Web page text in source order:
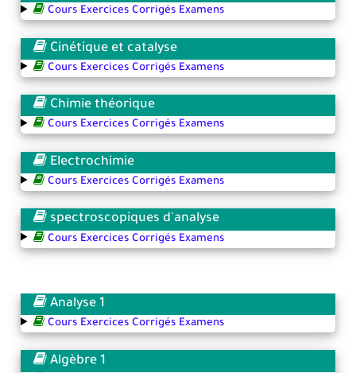
Cours Exercices Corrigés Examens
Cinétique et catalyse
Cours Exercices Corrigés Examens
Chimie théorique
Cours Exercices Corrigés Examens
Electrochimie
Cours Exercices Corrigés Examens
spectroscopiques d'analyse
Cours Exercices Corrigés Examens
Analyse 1
Cours Exercices Corrigés Examens
Algèbre 1